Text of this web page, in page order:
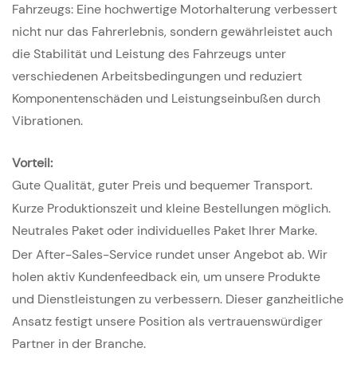
Fahrzeugs: Eine hochwertige Motorhalterung verbessert
nicht nur das Fahrerlebnis, sondern gewährleistet auch
die Stabilität und Leistung des Fahrzeugs unter
verschiedenen Arbeitsbedingungen und reduziert
Komponentenschäden und Leistungseinbußen durch
Vibrationen.
Vorteil:
Gute Qualität, guter Preis und bequemer Transport.
Kurze Produktionszeit und kleine Bestellungen möglich.
Neutrales Paket oder individuelles Paket Ihrer Marke.
Der After-Sales-Service rundet unser Angebot ab. Wir
holen aktiv Kundenfeedback ein, um unsere Produkte
und Dienstleistungen zu verbessern. Dieser ganzheitliche
Ansatz festigt unsere Position als vertrauenswürdiger
Partner in der Branche.